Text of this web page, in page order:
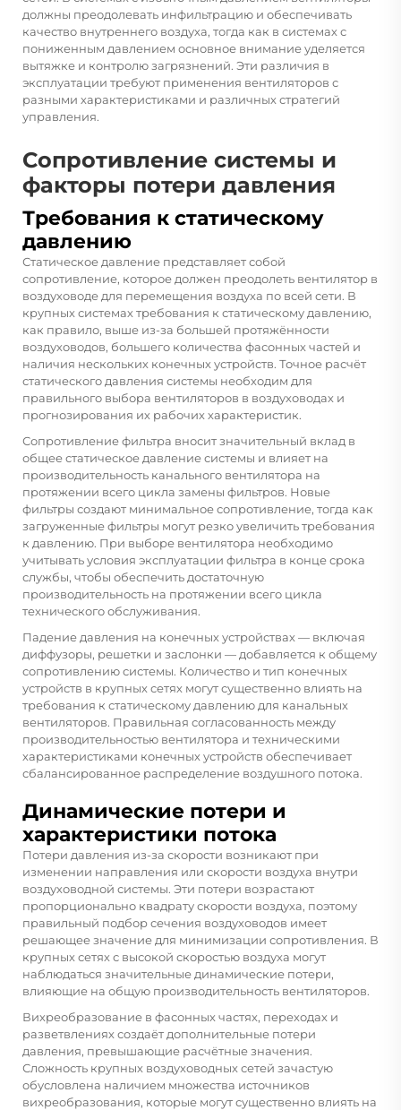
должны преодолевать инфильтрацию и обеспечивать
качество внутреннего воздуха, тогда как в системах с
пониженным давлением основное внимание уделяется
вытяжке и контролю загрязнений. Эти различия в
эксплуатации требуют применения вентиляторов с
разными характеристиками и различных стратегий
управления.
Сопротивление системы и
факторы потери давления
Требования к статическому
давлению
Статическое давление представляет собой
сопротивление, которое должен преодолеть вентилятор в
воздуховоде для перемещения воздуха по всей сети. В
крупных системах требования к статическому давлению,
как правило, выше из-за большей протяжённости
воздуховодов, большего количества фасонных частей и
наличия нескольких конечных устройств. Точное расчёт
статического давления системы необходим для
правильного выбора вентиляторов в воздуховодах и
прогнозирования их рабочих характеристик.
Сопротивление фильтра вносит значительный вклад в
общее статическое давление системы и влияет на
производительность канального вентилятора на
протяжении всего цикла замены фильтров. Новые
фильтры создают минимальное сопротивление, тогда как
загруженные фильтры могут резко увеличить требования
к давлению. При выборе вентилятора необходимо
учитывать условия эксплуатации фильтра в конце срока
службы, чтобы обеспечить достаточную
производительность на протяжении всего цикла
технического обслуживания.
Падение давления на конечных устройствах — включая
диффузоры, решетки и заслонки — добавляется к общему
сопротивлению системы. Количество и тип конечных
устройств в крупных сетях могут существенно влиять на
требования к статическому давлению для канальных
вентиляторов. Правильная согласованность между
производительностью вентилятора и техническими
характеристиками конечных устройств обеспечивает
сбалансированное распределение воздушного потока.
Динамические потери и
характеристики потока
Потери давления из-за скорости возникают при
изменении направления или скорости воздуха внутри
воздуховодной системы. Эти потери возрастают
пропорционально квадрату скорости воздуха, поэтому
правильный подбор сечения воздуховодов имеет
решающее значение для минимизации сопротивления. В
крупных сетях с высокой скоростью воздуха могут
наблюдаться значительные динамические потери,
влияющие на общую производительность вентиляторов.
Вихреобразование в фасонных частях, переходах и
разветвлениях создаёт дополнительные потери
давления, превышающие расчётные значения.
Сложность крупных воздуховодных сетей зачастую
обусловлена наличием множества источников
вихреобразования, которые могут существенно влиять на